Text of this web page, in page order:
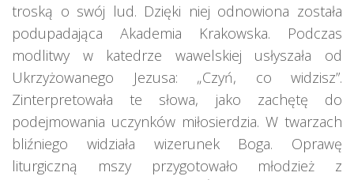
troską o swój lud. Dzięki niej odnowiona została
podupadająca Akademia Krakowska. Podczas
modlitwy w katedrze wawelskiej usłyszała od
Ukrzyżowanego Jezusa: „Czyń, co widzisz”.
Zinterpretowała te słowa, jako zachętę do
podejmowania uczynków miłosierdzia. W twarzach
bliźniego widziała wizerunek Boga. Oprawę
liturgiczną mszy przygotowało młodzież z